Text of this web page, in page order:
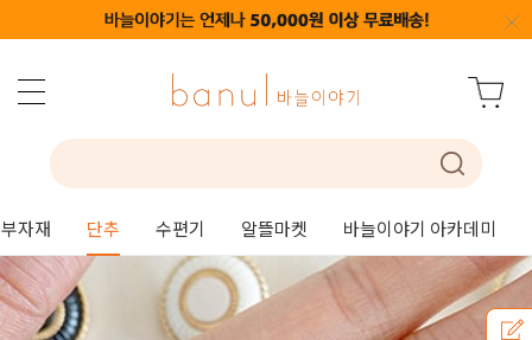
부자재 단추 수편기 알뜰마켓 바늘이야기 아카데미